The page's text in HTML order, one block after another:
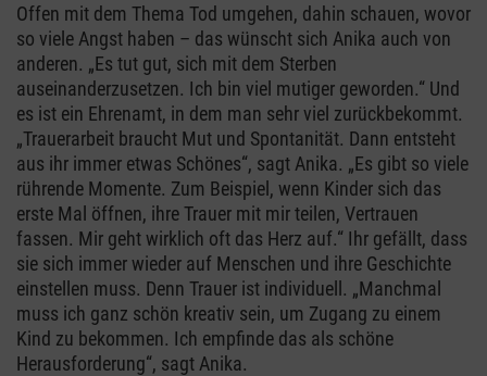
Offen mit dem Thema Tod umgehen, dahin schauen, wovor
so viele Angst haben – das wünscht sich Anika auch von
anderen. „Es tut gut, sich mit dem Sterben
auseinanderzusetzen. Ich bin viel mutiger geworden.“ Und
es ist ein Ehrenamt, in dem man sehr viel zurückbekommt.
„Trauerarbeit braucht Mut und Spontanität. Dann entsteht
aus ihr immer etwas Schönes“, sagt Anika. „Es gibt so viele
rührende Momente. Zum Beispiel, wenn Kinder sich das
erste Mal öffnen, ihre Trauer mit mir teilen, Vertrauen
fassen. Mir geht wirklich oft das Herz auf.“ Ihr gefällt, dass
sie sich immer wieder auf Menschen und ihre Geschichte
einstellen muss. Denn Trauer ist individuell. „Manchmal
muss ich ganz schön kreativ sein, um Zugang zu einem
Kind zu bekommen. Ich empfinde das als schöne
Herausforderung“, sagt Anika.